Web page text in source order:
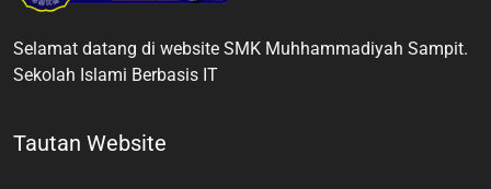
Selamat datang di website SMK Muhhammadiyah Sampit.
Sekolah Islami Berbasis IT
Tautan Website